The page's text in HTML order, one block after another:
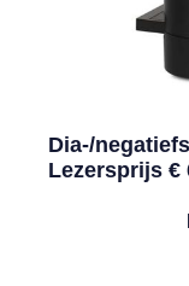
Dia-/
Lezersprijs €